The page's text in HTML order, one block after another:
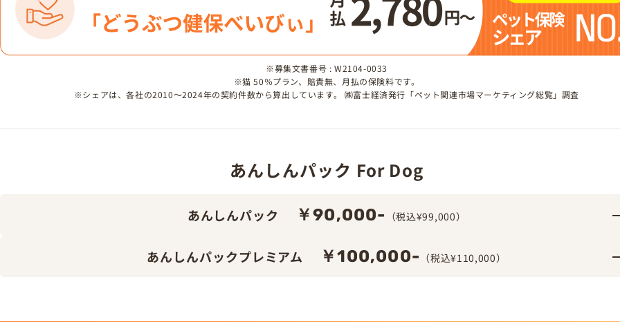
※募集文書番号 : W2104-0033
※猫 50％プラン、賠責無、月払の保険料です。
※シェアは、各社の2010～2024年の契約件数から算出しています。 ㈱富士経済発行「ペット関連市場マーケティング総覧」調査
あんしんパック For Dog
あんしんパック ￥90,000- （税込¥99,000）
あんしんパックプレミアム ￥100,000- （税込¥110,000）